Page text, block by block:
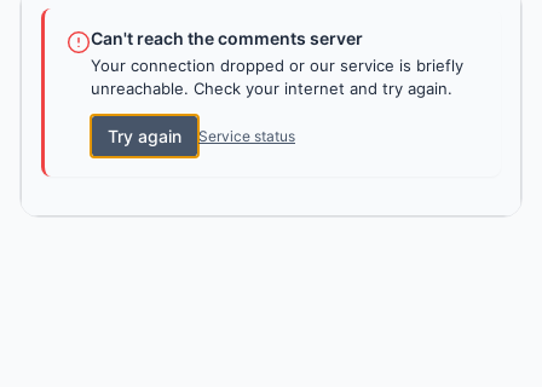
Can't reach the comments server
Your connection dropped or our service is briefly
unreachable. Check your internet and try again.
Try again Service status